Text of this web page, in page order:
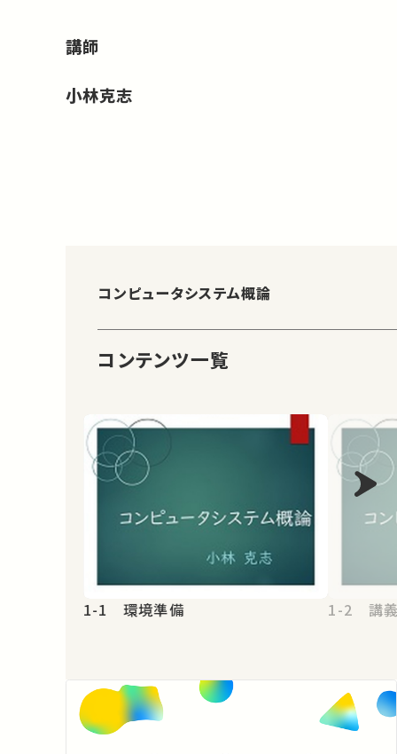
講師
小林克志
コンピュータシステム概論
コンテンツ一覧
1-1 環境準備 1-2 講義